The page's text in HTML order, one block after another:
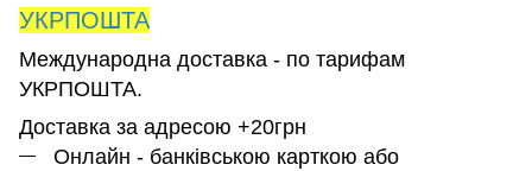
УКРПОШТА
Международна доставка - по тарифам
УКРПОШТА.
Доставка за адресою +20грн
Онлайн - банківською карткою або